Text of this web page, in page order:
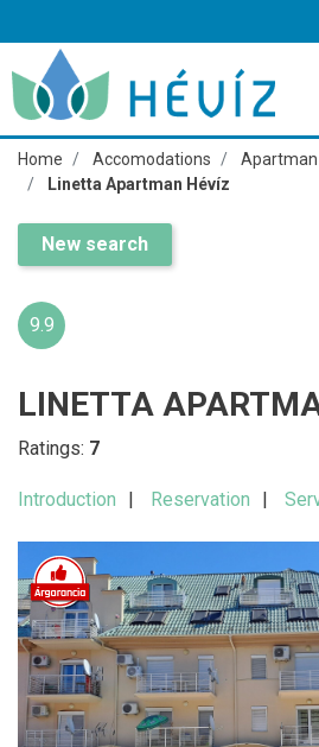
Home Accomodations
Apartman
Linetta Apartman Hévíz
New search
9.9
LINETTA
Ratings: 7
Introduction Reservation